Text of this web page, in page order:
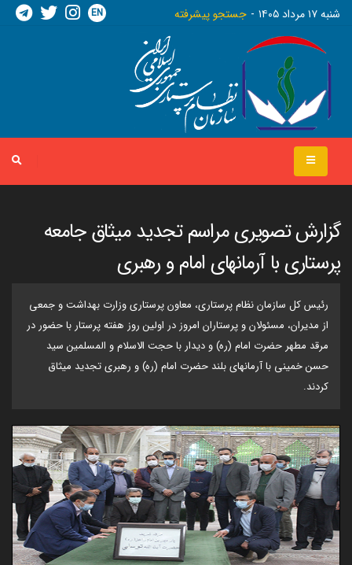
شنبه ١٧ مرداد ١٤٠٥ جستجو پیشرفته EN
گزارش تصویری مراسم تجدید میثاق جامعه
پرستاری با آرمانهای امام و رهبری
رئیس کل سازمان نظام پرستاری، معاون پرستاری وزارت بهداشت و جمعی
از مدیران، مسئولان و پرستاران امروز در اولین روز هفته پرستار با حضور در
مرقد مطهر حضرت امام (ره) و دیدار با حجت الاسلام و المسلمین سید
حسن خمینی با آرمانهای بلند حضرت امام (ره) و رهبری تجدید میثاق
کردند.